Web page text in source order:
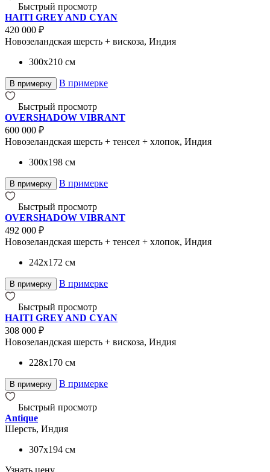
Быстрый просмотр
HAITI GREY AND CYAN
420 000 ₽
Новозеландская шерсть + вискоза, Индия
300x210 см
В примерку В примерке
Быстрый просмотр
OVERSHADOW VIBRANT
600 000 ₽
Новозеландская шерсть + тенсел + хлопок, Индия
300x198 см
В примерку В примерке
Быстрый просмотр
OVERSHADOW VIBRANT
492 000 ₽
Новозеландская шерсть + тенсел + хлопок, Индия
242x172 см
В примерку В примерке
Быстрый просмотр
HAITI GREY AND CYAN
308 000 ₽
Новозеландская шерсть + вискоза, Индия
228x170 см
В примерку В примерке
Быстрый просмотр
Antique
Шерсть, Индия
307x194 см
Узнать цену